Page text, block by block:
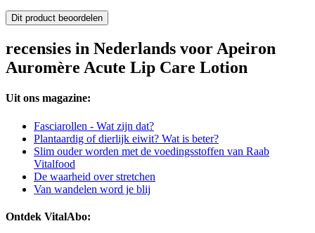
Dit product beoordelen
recensies in Nederlands voor Apeiron
Auromère Acute Lip Care Lotion
Uit ons magazine:
Fasciarollen - Wat zijn dat?
Plantaardig of dierlijk eiwit? Wat is beter?
Slim ouder worden met de voedingsstoffen van Raab
Vitalfood
De waarheid over stretchen
Van wandelen word je blij
Ontdek VitalAbo: